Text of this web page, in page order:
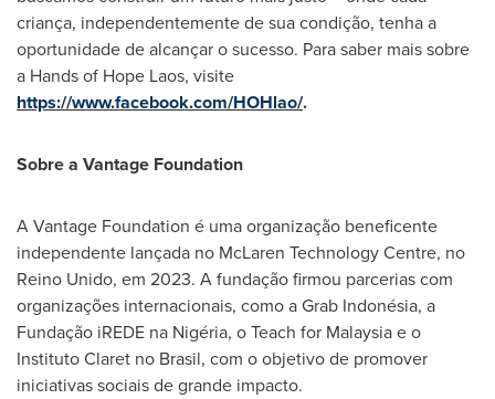
criança, independentemente de sua condição, tenha a
oportunidade de alcançar o sucesso. Para saber mais sobre
a Hands of Hope Laos, visite
https://www.facebook.com/HOHlao/.
Sobre a Vantage Foundation
A Vantage Foundation é uma organização beneficente
independente lançada no McLaren Technology Centre, no
Reino Unido, em 2023. A fundação firmou parcerias com
organizações internacionais, como a Grab Indonésia, a
Fundação iREDE na Nigéria, o Teach for Malaysiae o
Instituto Claret no Brasil, com o objetivo de promover
iniciativas sociais de grande impacto.